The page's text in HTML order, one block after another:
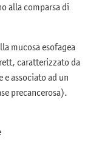
alla comparsa di
mucosa esofagea
caratterizzato da
associato ad un
precancerosa).